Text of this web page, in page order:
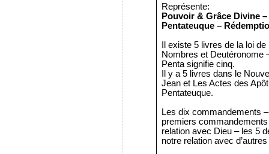
Représente:
Pouvoir & Grâce Divine
Pentateuque –
Il existe 5 livres de la loi
Nombres et Deutéronome
Penta signifie cinq.
Il y a 5 livres dans le
Jean et Les Actes des
Pentateuque.
Les dix commandements
premiers
relation avec Dieu – les 5
notre relation avec